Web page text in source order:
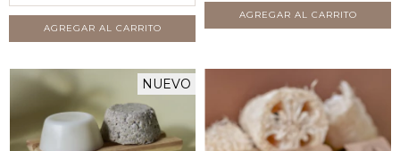
AGREGAR AL CARRITO
NUEVO